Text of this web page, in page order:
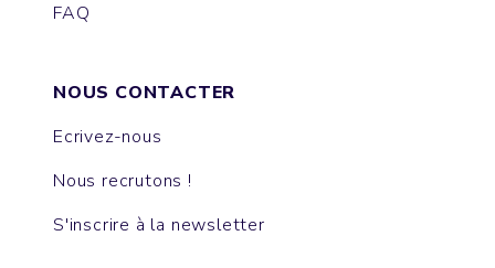
FAQ
NOUS CONTACTER
Ecrivez-nous
Nous recrutons !
S'inscrire à la newsletter